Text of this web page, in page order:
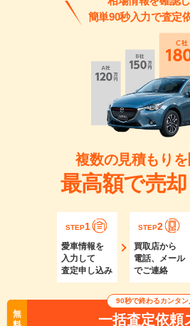
簡単90秒入力で査定
複数の見積もり
最高額で売
STEP1
愛車情報を
入力して
査定申し込み
STEP2
買取店から
電話、メール
でご連絡
無
90秒で終わるカンタン
一括査定依頼